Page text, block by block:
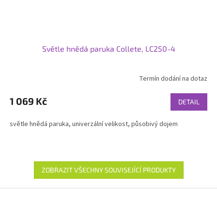
Světle hnědá paruka Collete, LC250-4
Termín dodání na dotaz
1 069 Kč DETAIL
světle hnědá paruka, univerzální velikost, působivý dojem
ZOBRAZIT VŠECHNY SOUVISEJÍCÍ PRODUKTY